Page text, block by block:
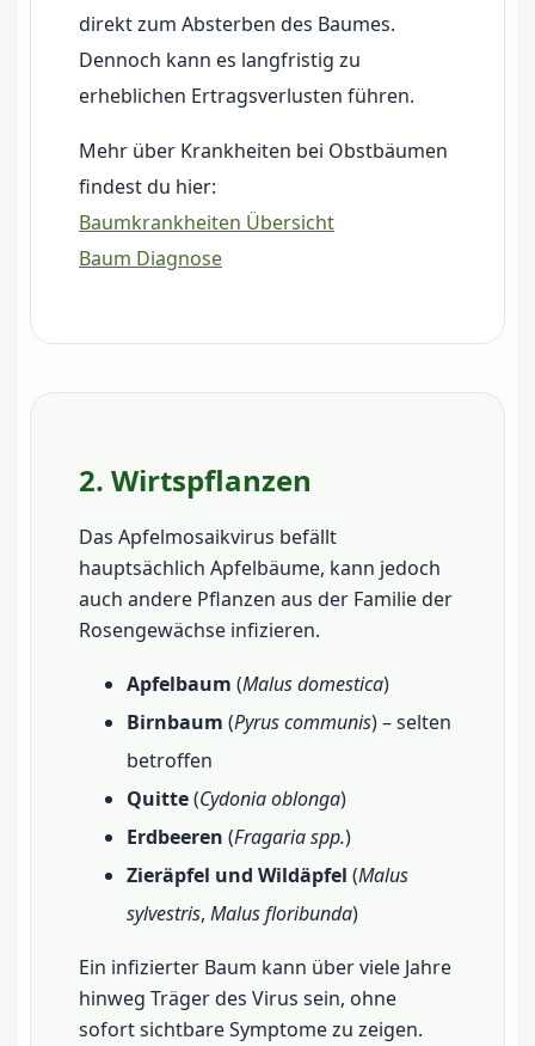
direkt zum Absterben des Baumes.
Dennoch kann es langfristig zu
erheblichen Ertragsverlusten führen.
Mehr über Krankheiten bei Obstbäumen
findest du hier:
Baumkrankheiten Übersicht
Baum Diagnose
2. Wirtspflanzen
Das Apfelmosaikvirus befällt
hauptsächlich Apfelbäume, kann jedoch
auch andere Pflanzen aus der Familie der
Rosengewächse infizieren.
Apfelbaum (Malus domestica)
Birnbaum (Pyrus communis) – selten
betroffen
Quitte(Cydonia oblonga)
Erdbeeren (Fragaria spp.)
Zieräpfel und Wildäpfel (Malus
sylvestris, Malus floribunda)
Ein infizierter Baum kann über viele Jahre
hinweg Träger des Virus sein, ohne
sofort sichtbare Symptome zu zeigen.